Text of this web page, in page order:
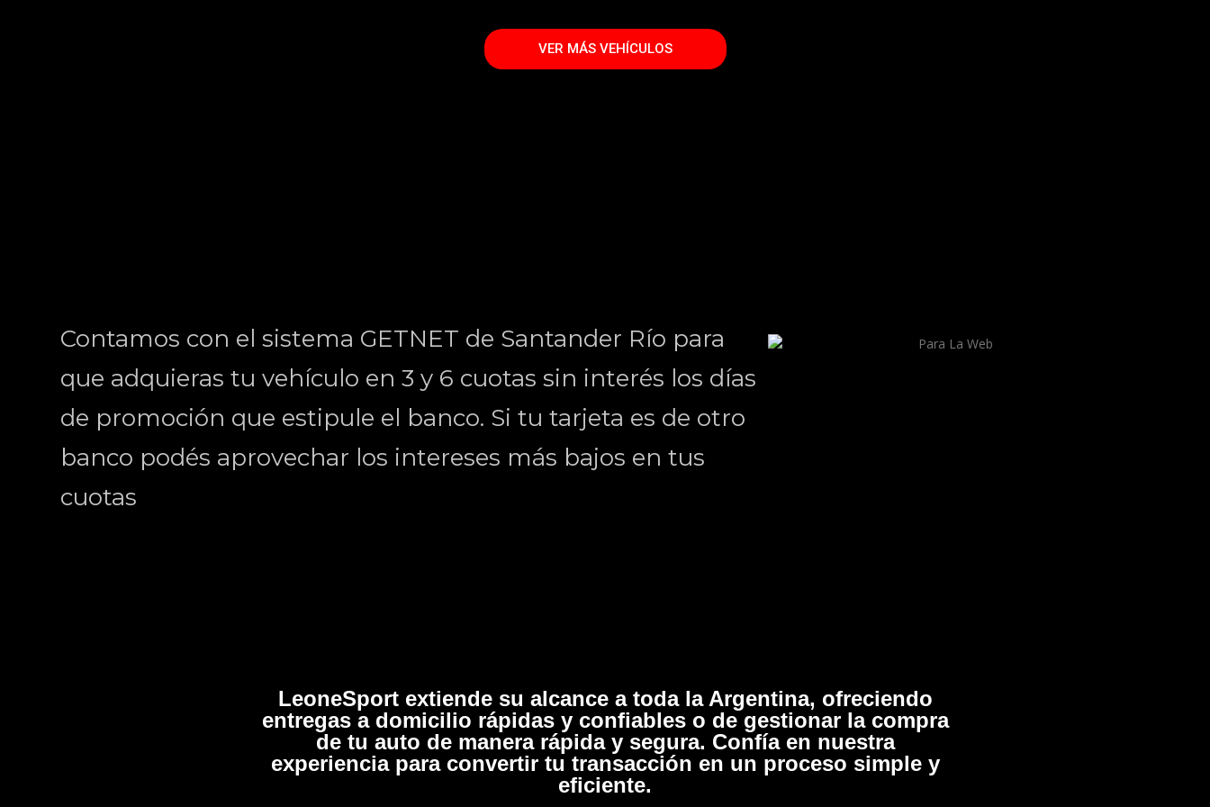
VER MÁS VEHÍCULOS
Contamos con el sistema GETNET de Santander Río para
que adquieras tu vehículo en 3 y 6 cuotas sin interés los días
de promoción que estipule el banco. Si tu tarjeta es de otro
banco podés aprovechar los intereses más bajos en tus
cuotas
LeoneSport extiende su alcance a toda la Argentina, ofreciendo
entregas a domicilio rápidas y confiables o de gestionar la compra
de tu auto de manera rápida y segura. Confía en nuestra
experiencia para convertir tu transacción en un proceso simple y
eficiente.